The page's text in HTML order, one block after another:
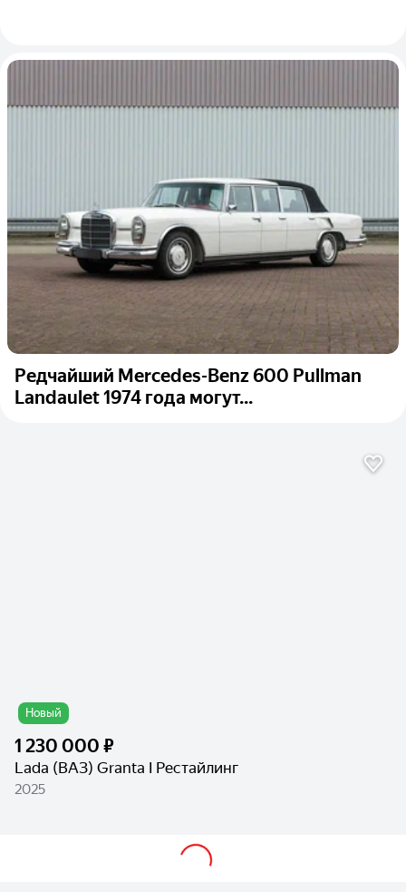
Редчайший Mercedes-Benz 600 Pullman
Landaulet 1974 года могут...
Новый
1 230 000 ₽
Lada (ВАЗ) Granta I Рестайлинг
2025